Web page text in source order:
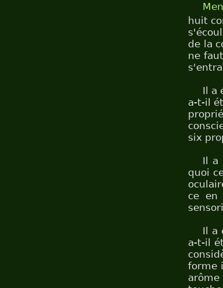
huit
de la
ne
Il a
a-t-il
six
Il a
quoi
ce en
Il a
a-t-il
forme